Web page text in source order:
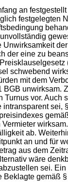
an
festgelegten
der eine zu
schwebend
mit dem
unwirksam.
vor.
sei,
ab.
an und für
aus dem
wäre
sei.
gemäß